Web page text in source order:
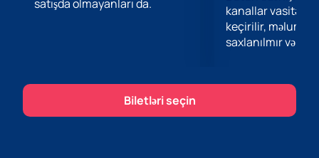
ödənilməsi və alınması üsulunu seçmək lazımdır.
Səhnədə baş verəcək hər şeyi təfərrüatı ilə görmək üçün
satışda olmayanları da.
kanallar
keçirilir,
saxlanılmır və
Biletləri seçin